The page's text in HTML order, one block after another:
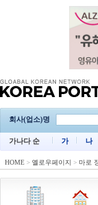
회사(업소)명
가나다 순 가 나
HOME > 옐로우페이지 > 마로